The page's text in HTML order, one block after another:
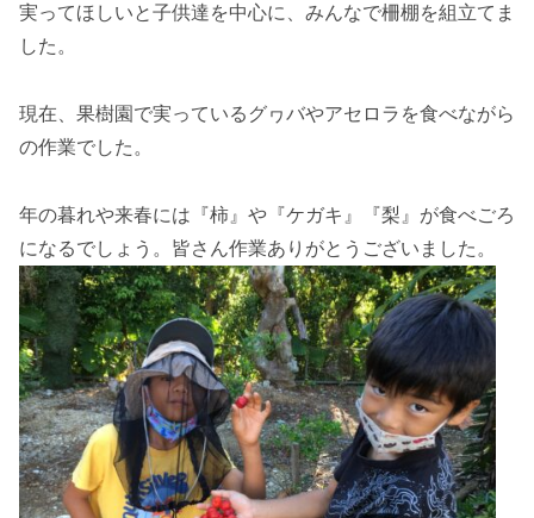
実ってほしいと子供達を中心に、みんなで柵棚を組立てま
した。
現在、果樹園で実っているグヮバやアセロラを食べながら
の作業でした。
年の暮れや来春には『柿』や『ケガキ』『梨』が食べごろ
になるでしょう。皆さん作業ありがとうございました。